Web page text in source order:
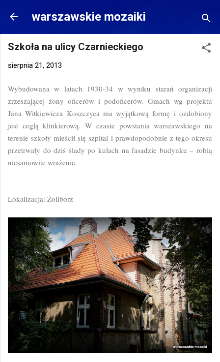
Przejdź do głównej zawartości
warszawskie mozaiki
Szkoła na ulicy Czarnieckiego
sierpnia 21, 2013
Wybudowana w latach 1930-34 w wyniku starań organizacji
zrzeszającej żony oficerów i podoficerów. Gmach wg projektu
Jana Witkiewicza Koszczyca ma wyjątkową formę i ozdobiony
jest cegłą klinkierową. W czasie powstania warszawskiego na
terenie szkoły mieścił się szpital i prawdopodobnie z tego okresu
przetrwały do dziś ślady po kulach na fasadzie budynku – robią
niesamowite wrażenie.
Lokalizacja: Żoliborz